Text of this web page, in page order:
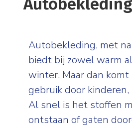
Autobekleding
Autobekleding, met
biedt bij zowel warm
winter. Maar dan
gebruik door
Al snel is het stoffen
ontstaan of gaten